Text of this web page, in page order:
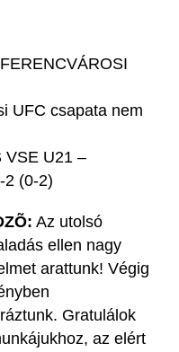
UFC csapata nem
VSE U21 –
2 (0-2)
Az utolsó
ellen nagy
arattunk! Végig
Gratulálok
az elért